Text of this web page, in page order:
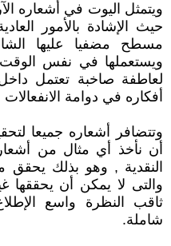
ويتمثل اليوت في أشعاره
حيث الإشادة بالأمور
مسطح مضفيا عليها
ويستعملها في نفس
لعاطفة صاخبة تعتمل
أفكاره في دوامة الانفعالات
وتتضافر أشعاره جميعا
أن نأخذ أي مثال من
النقدية , وهو بذلك يحقق
والتى لا يمكن أن
ثاقب النظرة واسع
شاملة.